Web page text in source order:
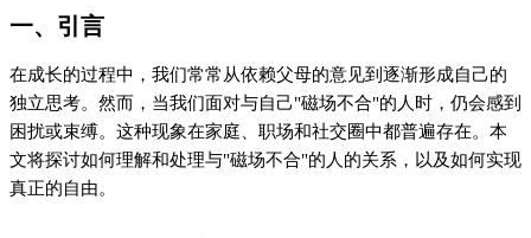
一、引言
在成长的过程中，我们常常从依赖父母的意见到逐渐形成自己的
独立思考。然而，当我们面对与自己"磁场不合"的人时，仍会感到
困扰或束缚。这种现象在家庭、职场和社交圈中都普遍存在。本
文将探讨如何理解和处理与"磁场不合"的人的关系，以及如何实现
真正的自由。